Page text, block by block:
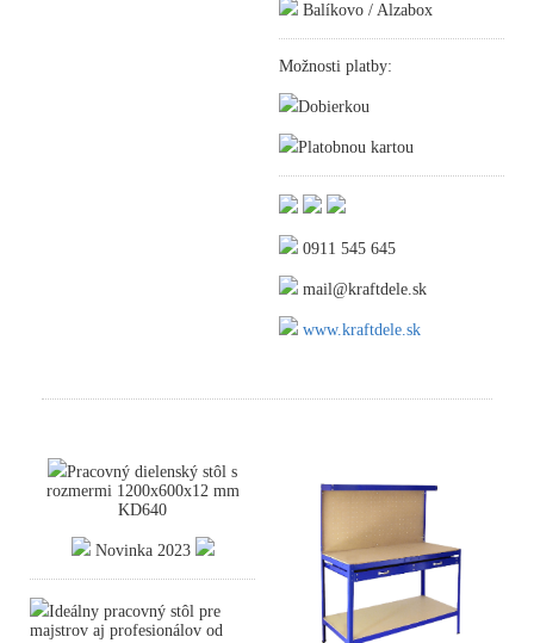
Balíkovo / Alzabox
Možnosti platby:
Dobierkou
Platobnou kartou
0911 545 645
mail@kraftdele.sk
www.kraftdele.sk
Pracovný dielenský stôl s
rozmermi 1200x600x12 mm
KD640
Novinka 2023
Ideálny pracovný stôl pre
majstrov aj profesionálov od